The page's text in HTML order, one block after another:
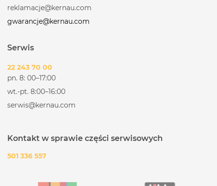
reklamacje@kernau.com
gwarancje@kernau.com
Serwis
22 243 70 00
pn. 8: 00–17:00
wt.-pt. 8:00–16:00
serwis@kernau.com
Kontakt w sprawie części serwisowych
501 336 557